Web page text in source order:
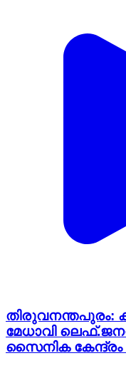
തിരുവനന്തപുരം:
മേധാവി
സൈനിക കേന്ദ്രം